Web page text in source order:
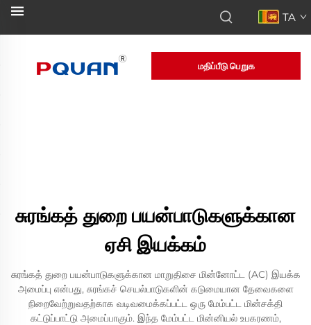
TA
மதிப்பீடு பெறுக
சுரங்கத் துறை பயன்பாடுகளுக்கான
ஏசி இயக்கம்
சுரங்கத் துறை பயன்பாடுகளுக்கான மாறுதிசை மின்னோட்ட (AC) இயக்க
அமைப்பு என்பது, சுரங்கச் செயல்பாடுகளின் கடுமையான தேவைகளை
நிறைவேற்றுவதற்காக வடிவமைக்கப்பட்ட ஒரு மேம்பட்ட மின்சக்தி
கட்டுப்பாட்டு அமைப்பாகும். இந்த மேம்பட்ட மின்னியல் உபகரணம்,